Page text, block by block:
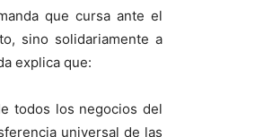
que cursa ante el
sino solidariamente a
explica que:
todos los negocios del
universal de las